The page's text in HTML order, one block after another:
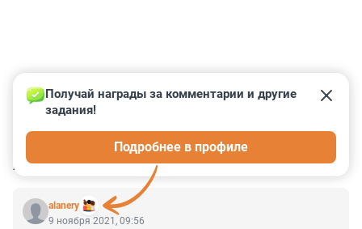
КОММЕНТАРИИ 15
alanery
Получай награды за комментарии и другие
задания!
Подробнее в профиле
9 ноября 2021, 09:56